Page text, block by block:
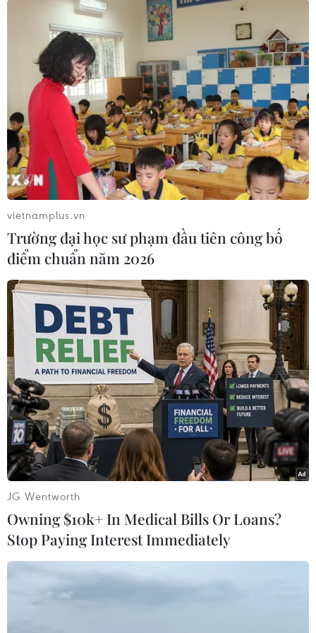
#Không quân Việt Nam
Điện Biên
Theo dõi VietnamPlus
TIN LIÊN QUAN
vietnamplus.vn
Trường đại học sư phạm đầu tiên công bố
điểm chuẩn năm 2026
JG Wentworth
Owning $10k+ In Medical Bills Or Loans?
Stop Paying Interest Immediately